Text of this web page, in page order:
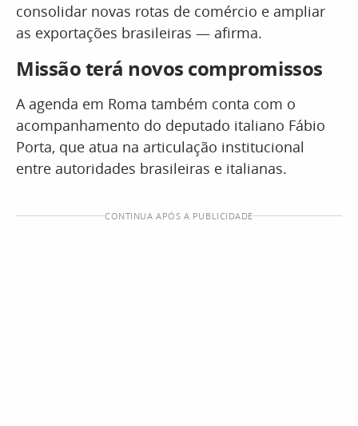
consolidar novas rotas de comércio e ampliar
as exportações brasileiras — afirma.
Missão terá novos compromissos
A agenda em Roma também conta com o
acompanhamento do deputado italiano Fábio
Porta, que atua na articulação institucional
entre autoridades brasileiras e italianas.
CONTINUA APÓS A PUBLICIDADE